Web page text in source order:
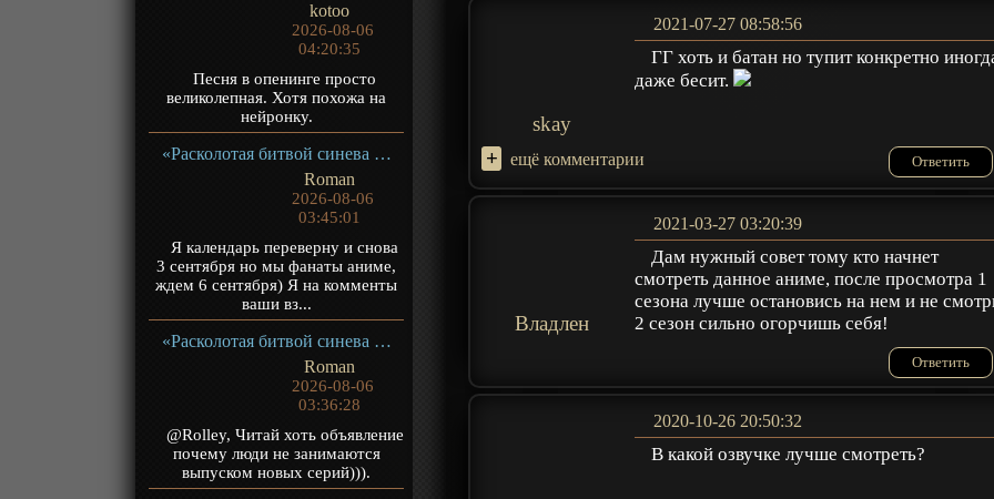
kotoo
2026-08-06
04:20:35
Песня в опенинге просто
великолепная. Хотя похожа на
нейронку.
«Расколотая битвой синева небес 5» ТВ-5
Roman
2026-08-06
03:45:01
Я календарь переверну и снова
3 сентября но мы фанаты аниме,
ждем 6 сентября) Я на комменты
ваши вз...
«Расколотая битвой синева небес 5» ТВ-5
Roman
2026-08-06
03:36:28
@Rolley, Читай хоть объявление
почему люди не занимаются
выпуском новых серий))).
skay
2021-07-27 08:58:56
ГГ хоть и батан но тупит конкретно
даже бесит.
+ ещё комментарии Ответить
Владлен
2021-03-27 03:20:39
Дам нужный совет тому кто начнет
смотреть данное аниме, после просмотра 1
сезона лучше остановись на нем и не
2 сезон сильно огорчишь себя!
Ответить
2020-10-26 20:50:32
В какой озвучке лучше смотреть?